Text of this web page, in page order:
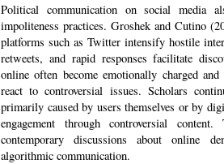
Political communication on social media
impoliteness practices. Groshek and Cutino
platforms such as Twitter intensify hostile
retweets, and rapid responses facilitate
online often become emotionally charged
react to controversial issues. Scholars
primarily caused by users themselves or by
engagement through controversial
contemporary discussions about online
algorithmic communication.